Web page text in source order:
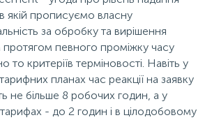
якій прописуємо власну
за обробку та вирішення
певного проміжку часу
то критеріїв терміновості. Навіть у
планах час реакції на заявку
не більше 8 робочих годин, а у
- до 2 годин і в цілодобовому